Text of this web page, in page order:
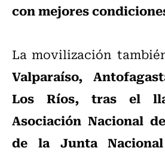
con mejores
La movilización
Valparaíso,
Los Ríos, tras el
Asociación Nacional
de la Junta